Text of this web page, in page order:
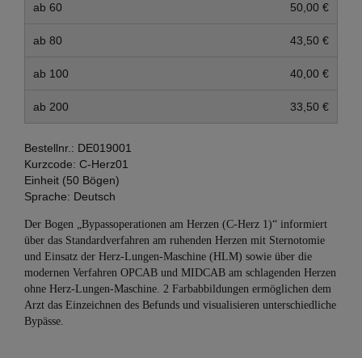
ab 60 50,00 €
ab 80 43,50 €
ab 100 40,00 €
ab 200 33,50 €
Bestellnr.: DE019001
Kurzcode: C-Herz01
Einheit (50 Bögen)
Sprache: Deutsch
Der Bogen „Bypassoperationen am Herzen (C-Herz 1)“ informiert
über das Standardverfahren am ruhenden Herzen mit Sternotomie
und Einsatz der Herz-Lungen-Maschine (HLM) sowie über die
modernen Verfahren OPCAB und MIDCAB am schlagenden Herzen
ohne Herz-Lungen-Maschine. 2 Farbabbildungen ermöglichen dem
Arzt das Einzeichnen des Befunds und visualisieren unterschiedliche
Bypässe.